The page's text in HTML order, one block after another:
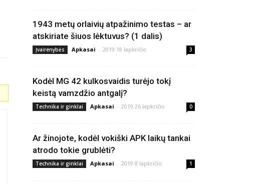
1943 metų orlaivių atpažinimo testas – ar
atskiriate šiuos lėktuvus? (1 dalis)
Įvairenybės Apkasai - 2019 18 lapkričio 3
Kodėl MG 42 kulkosvaidis turėjo tokį
keistą vamzdžio antgalį?
Technika ir ginklai Apkasai - 2019 26 lapkričio 0
Ar žinojote, kodėl vokiški APK laikų tankai
atrodo tokie grublėti?
Technika ir ginklai Apkasai - 2019 8 lapkričio 1